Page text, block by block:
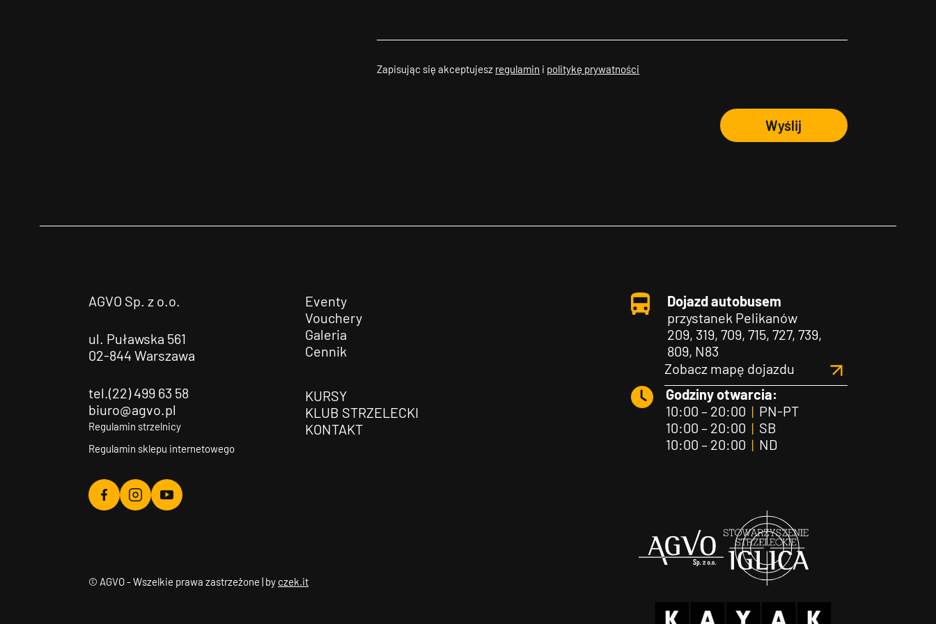
Zapisując się akceptujesz regulamin i politykę prywatności
Wyślij
AGVO Sp. z o.o.
ul. Puławska 561
02-844 Warszawa
tel.(22) 499 63 58
biuro@agvo.pl
Regulamin strzelnicy
Regulamin sklepu internetowego
Agvo
Agvo
Agvo
Eventy
Vouchery
Galeria
Cennik
KURSY
KLUB STRZELECKI
KONTAKT
Dojazd autobusem
przystanek Pelikanów
209, 319, 709, 715, 727, 739,
809, N83
Zobacz mapę dojazdu
Godziny otwarcia:
10:00 – 20:00 |PN-PT
10:00 – 20:00 |SB
10:00 – 20:00 |ND
© AGVO - Wszelkie prawa zastrzeżone | by czek.it
Agvo Iglica